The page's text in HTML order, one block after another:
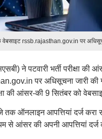
rssb.rajasthan.gov.in पर
ने पटवारी भर्ती परीक्षा
पर अधिसूचना जारी की
की आंसर-की 9 सितंबर को
तक ऑनलाइन आपत्तियां दर्ज
से आंसर की अपनी आपत्तियां